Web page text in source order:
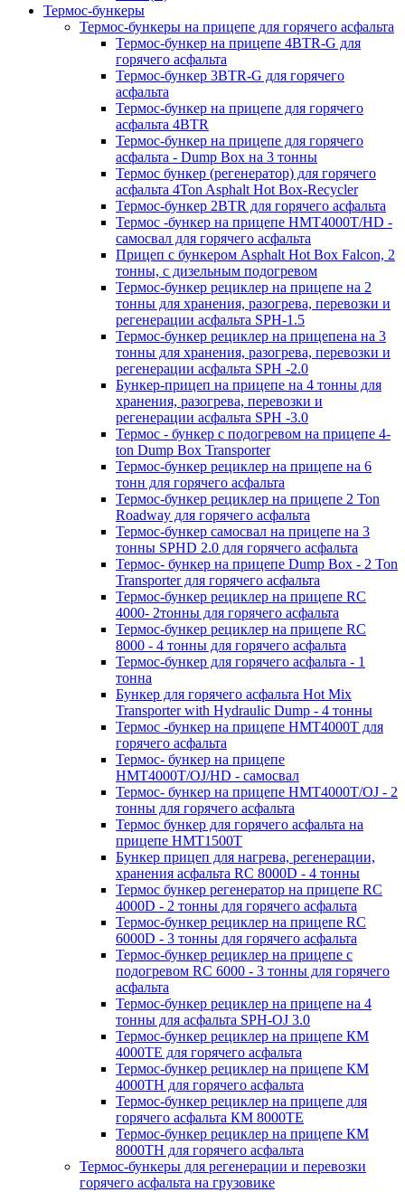
Термос-бункеры
Термос-бункеры на прицепе для горячего асфальта
Термос-бункер на прицепе 4BTR-G для
горячего асфальта
Термос-бункер 3BTR-G для горячего
асфальта
Термос-бункер на прицепе для горячего
асфальта 4BTR
Термос-бункер на прицепе для горячего
асфальта - Dump Box на 3 тонны
Термос бункер (регенератор) для горячего
асфальта 4Ton Asphalt Hot Box-Recycler
Термос-бункер 2BTR для горячего асфальта
Термос -бункер на прицепе HMT4000T/HD -
самосвал для горячего асфальта
Прицеп с бункером Asphalt Hot Box Falcon, 2
тонны, с дизельным подогревом
Термос-бункер рециклер на прицепе на 2
тонны для хранения, разогрева, перевозки и
регенерации асфальта SPH-1.5
Термос-бункер рециклер на прицепена на 3
тонны для хранения, разогрева, перевозки и
регенерации асфальта SPH -2.0
Бункер-прицеп на прицепе на 4 тонны для
хранения, разогрева, перевозки и
регенерации асфальта SPH -3.0
Термос - бункер с подогревом на прицепе 4-
ton Dump Box Transporter
Термос-бункер рециклер на прицепе на 6
тонн для горячего асфальта
Термос-бункер рециклер на прицепе 2 Ton
Roadway для горячего асфальта
Термос-бункер самосвал на прицепе на 3
тонны SPHD 2.0 для горячего асфальта
Термос- бункер на прицепе Dump Box - 2 Ton
Transporter для горячего асфальта
Термос-бункер рециклер на прицепе RC
4000- 2тонны для горячего асфальта
Термос-бункер рециклер на прицепе RC
8000 - 4 тонны для горячего асфальта
Термос-бункер для горячего асфальта - 1
тонна
Бункер для горячего асфальта Hot Mix
Transporter with Hydraulic Dump - 4 тонны
Термос -бункер на прицепе HMT4000T для
горячего асфальта
Термос- бункер на прицепе
HMT4000T/OJ/HD - самосвал
Термос- бункер на прицепе HMT4000T/OJ - 2
тонны для горячего асфальта
Термос бункер для горячего асфальта на
прицепе HMT1500T
Бункер прицеп для нагрева, регенерации,
хранения асфальта RC 8000D - 4 тонны
Термос бункер регенератор на прицепе RC
4000D - 2 тонны для горячего асфальта
Термос-бункер рециклер на прицепе RC
6000D - 3 тонны для горячего асфальта
Термос-бункер рециклер на прицепе с
подогревом RC 6000 - 3 тонны для горячего
асфальта
Термос-бункер рециклер на прицепе на 4
тонны для асфальта SPH-OJ 3.0
Термос-бункер рециклер на прицепе КМ
4000ТЕ для горячего асфальта
Термос-бункер рециклер на прицепе КМ
4000ТН для горячего асфальта
Термос-бункер рециклер на прицепе для
горячего асфальта КМ 8000ТЕ
Термос-бункер рециклер на прицепе КМ
8000ТH для горячего асфальта
Термос-бункеры для регенерации и перевозки
горячего асфальта на грузовике